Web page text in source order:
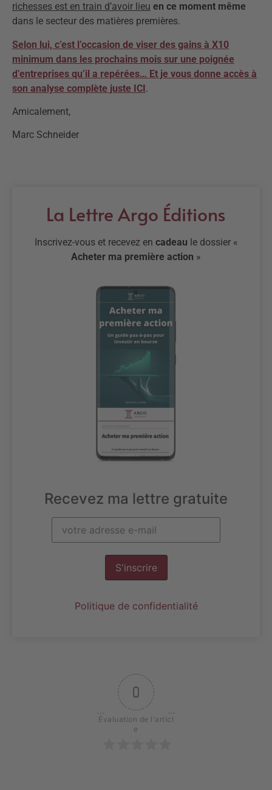
richesses est en train d’avoir lieu en ce moment même
dans le secteur des matières premières.
Selon lui, c’est l’occasion de viser des gains à X10
minimum dans les prochains mois sur une poignée
d’entreprises qu’il a repérées… Et je vous donne accès à
son analyse complète juste ICI.
Amicalement,
Marc Schneider
La Lettre Argo Éditions
Inscrivez-vous et recevez en cadeau le dossier «
Acheter ma première action »
Recevez ma lettre gratuite
S'inscrire
Politique de confidentialité
0
Évaluation de l'articl
e